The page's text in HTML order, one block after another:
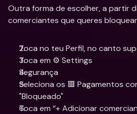
Outra forma de escolher, a partir
comerciantes que queres
Toca no teu Perfil, no canto
Toca em ⚙️ Settings
Segurança
Seleciona os 🟥 Pagamentos
"Bloqueado"
Toca em “+ Adicionar